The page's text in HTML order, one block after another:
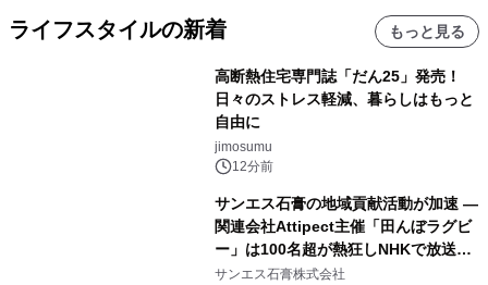
ライフスタイルの新着 もっと見る
高断熱住宅専門誌「だん25」発売！
日々のストレス軽減、暮らしはもっと
自由に
jimosumu
12分前
サンエス石膏の地域貢献活動が加速 ―
関連会社Attipect主催「田んぼラグビ
ー」は100名超が熱狂しNHKで放送さ
れました。
サンエス石膏株式会社